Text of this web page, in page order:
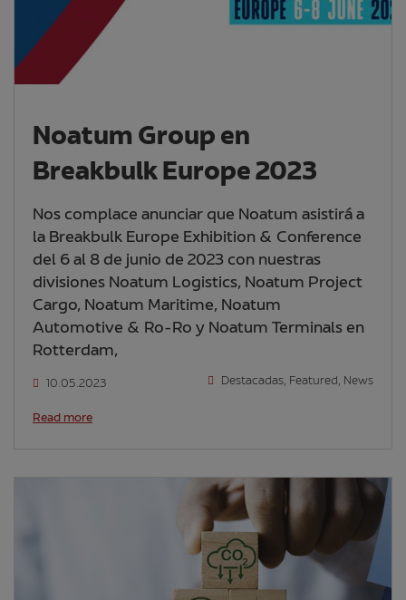
Noatum Group en
Breakbulk Europe 2023
Nos complace anunciar que Noatum asistirá a
la Breakbulk Europe Exhibition & Conference
del 6 al 8 de junio de 2023 con nuestras
divisiones Noatum Logistics, Noatum Project
Cargo, Noatum Maritime, Noatum
Automotive & Ro-Ro y Noatum Terminals en
Rotterdam,
10.05.2023 Destacadas, Featured, News
Read more